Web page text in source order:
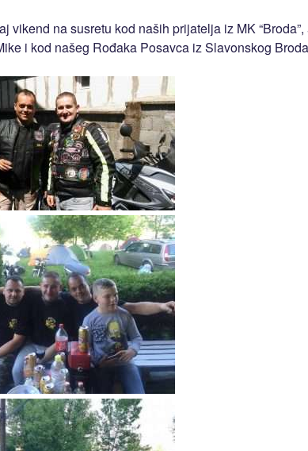
vikend na susretu kod naših prijatelja iz MK
i kod našeg Rođaka Posavca iz Slavonskog